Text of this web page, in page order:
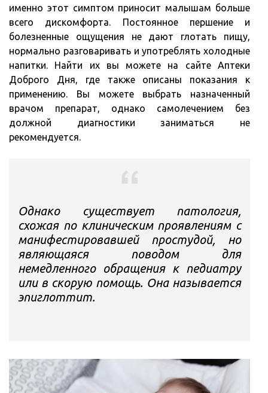
именно этот симптом приносит малышам больше
всего дискомфорта. Постоянное першение и
болезненные ощущения не дают глотать пищу,
нормально разговаривать и употреблять холодные
напитки. Найти их вы можете на сайте Аптеки
Доброго Дня, где также описаны показания к
применению. Вы можете выбрать назначенный
врачом препарат, однако самолечением без
должной диагностики заниматься не
рекомендуется.
Однако существует патология,
схожая по клиническим проявлениям с
манифестировавшей простудой, но
являющаяся поводом для
немедленного обращения к педиатру
или в скорую помощь. Она называется
эпиглоттит.